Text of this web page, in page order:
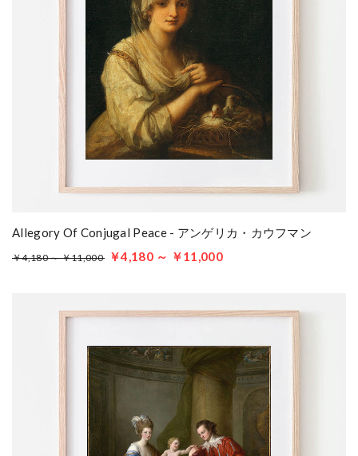
Allegory Of Conjugal Peace - アンゲリカ・カウフマン
￥4,180 ～ ￥11,000 ￥4,180 ～ ￥11,000